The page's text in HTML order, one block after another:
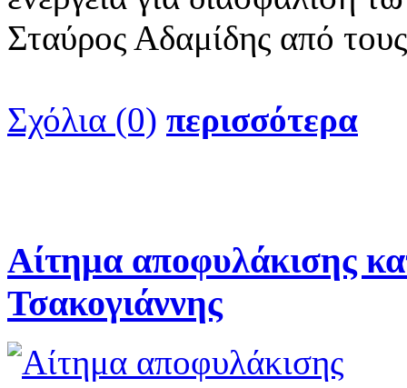
Σταύρος Αδαμίδης από
Σχόλια (0) περισσότερα
Αίτημα αποφυλάκισης
Τσακογιάννης